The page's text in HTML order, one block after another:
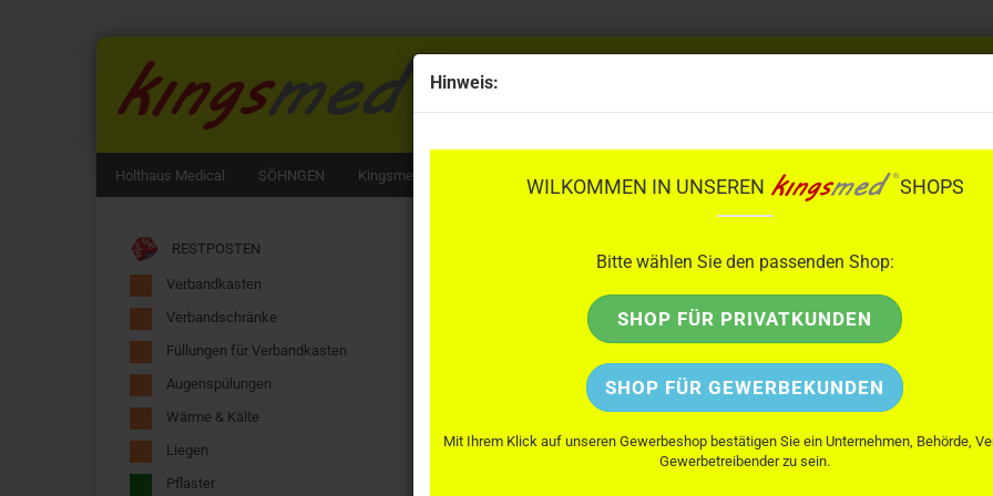
Hinweis:
WILKOMMEN IN UNSEREN SHOPS
Bitte wählen Sie den passenden Shop:
SHOP FÜR PRIVATKUNDEN
SHOP FÜR GEWERBEKUNDEN
Mit Ihrem Klick auf unseren Gewerbeshop bestätigen Sie ein Unternehmen, Behörde,
Gewerbetreibender zu sein.
06 22 1 / 87 13 06 0
Holthaus Medical SÖHNGEN Kingsmed 3M Littmann ResQMe Salvequick KaWe Bode
RESTPOSTEN
Verbandkasten
Verbandschränke
Füllungen für Verbandkasten
Augenspülungen
Wärme & Kälte
Liegen
Pflaster